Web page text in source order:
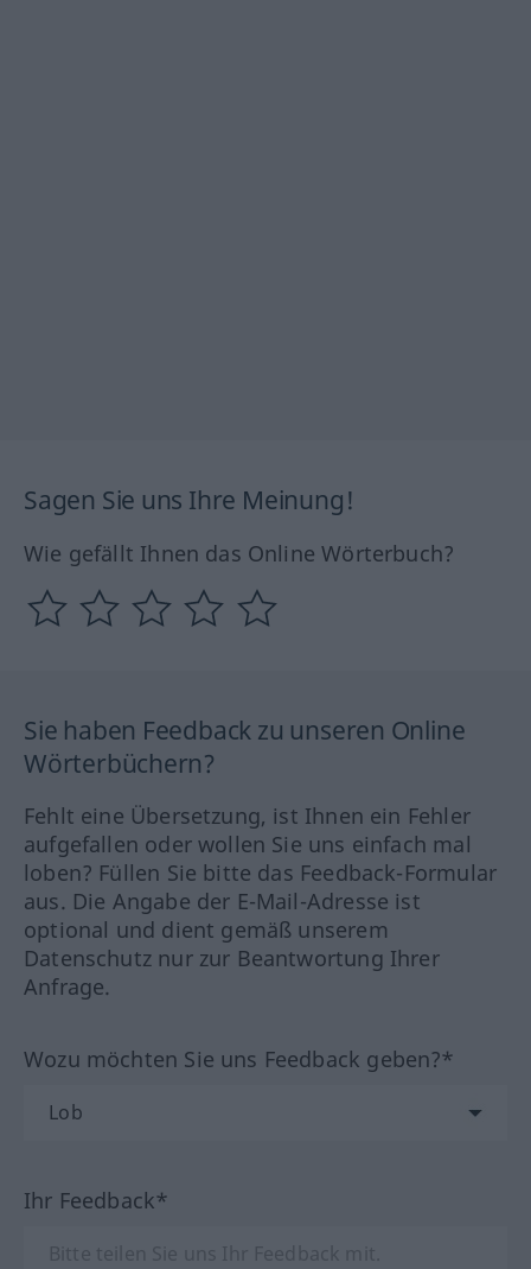
Sagen Sie uns Ihre Meinung!
Wie gefällt Ihnen das Online Wörterbuch?
Sie haben Feedback zu unseren Online
Wörterbüchern?
Fehlt eine Übersetzung, ist Ihnen ein Fehler
aufgefallen oder wollen Sie uns einfach mal
loben? Füllen Sie bitte das Feedback-Formular
aus. Die Angabe der E-Mail-Adresse ist
optional und dient gemäß unserem
Datenschutz nur zur Beantwortung Ihrer
Anfrage.
Wozu möchten Sie uns Feedback geben?*
Ihr Feedback*